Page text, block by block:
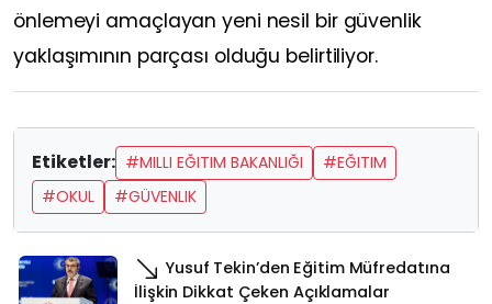
önlemeyi amaçlayan yeni nesil bir güvenlik
yaklaşımının parçası olduğu belirtiliyor.
Etiketler: #MILLI EĞITIM BAKANLIĞI
#EĞITIM
#OKUL
#GÜVENLIK
Yusuf Tekin’den Eğitim Müfredatına
İlişkin Dikkat Çeken Açıklamalar